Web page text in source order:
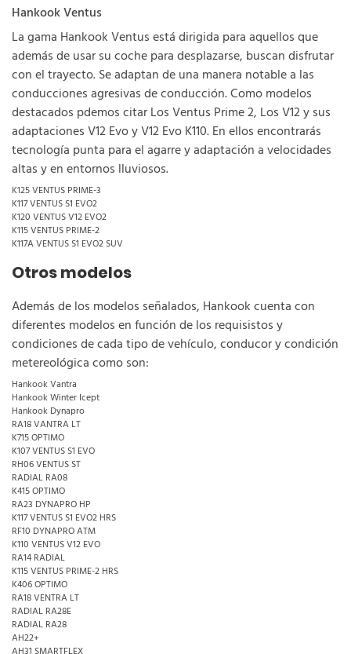
Hankook Ventus
La gama Hankook Ventus está dirigida para aquellos que
además de usar su coche para desplazarse, buscan disfrutar
con el trayecto. Se adaptan de una manera notable a las
conducciones agresivas de conducción. Como modelos
destacados pdemos citar Los Ventus Prime 2, Los V12 y sus
adaptaciones V12 Evo y V12 Evo K110. En ellos encontrarás
tecnología punta para el agarre y adaptación a velocidades
altas y en entornos lluviosos.
K125 VENTUS PRIME-3
K117 VENTUS S1 EVO2
K120 VENTUS V12 EVO2
K115 VENTUS PRIME-2
K117A VENTUS S1 EVO2 SUV
Otros modelos
Además de los modelos señalados, Hankook cuenta con
diferentes modelos en función de los requisistos y
condiciones de cada tipo de vehículo, conducor y condición
metereológica como son:
Hankook Vantra
Hankook Winter Icept
Hankook Dynapro
RA18 VANTRA LT
K715 OPTIMO
K107 VENTUS S1 EVO
RH06 VENTUS ST
RADIAL RA08
K415 OPTIMO
RA23 DYNAPRO HP
K117 VENTUS S1 EVO2 HRS
RF10 DYNAPRO ATM
K110 VENTUS V12 EVO
RA14 RADIAL
K115 VENTUS PRIME-2 HRS
K406 OPTIMO
RA18 VENTRA LT
RADIAL RA28E
RADIAL RA28
AH22+